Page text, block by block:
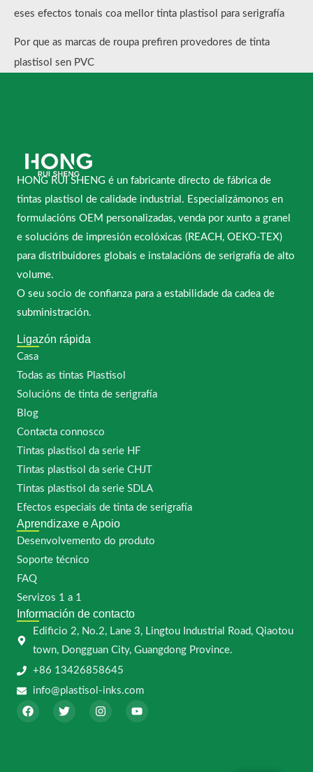
eses efectos tonais coa mellor tinta plastisol para serigrafía
Por que as marcas de roupa prefiren provedores de tinta
plastisol sen PVC
HONG RUI SHENG é un fabricante directo de fábrica de
tintas plastisol de calidade industrial. Especializámonos en
formulacións OEM personalizadas, venda por xunto a granel
e solucións de impresión ecolóxicas (REACH, OEKO-TEX)
para distribuidores globais e instalacións de serigrafía de alto
volume.
O seu socio de confianza para a estabilidade da cadea de
subministración.
Ligazón rápida
Casa
Todas as tintas Plastisol
Solucións de tinta de serigrafía
Blog
Contacta connosco
Tintas plastisol da serie HF
Tintas plastisol da serie CHJT
Tintas plastisol da serie SDLA
Efectos especiais de tinta de serigrafía
Aprendizaxe e Apoio
Desenvolvemento do produto
Soporte técnico
FAQ
Servizos 1 a 1
Información de contacto
Edificio 2, No.2, Lane 3, Lingtou Industrial Road, Qiaotou
town, Dongguan City, Guangdong Province.
+86 13426858645
info@plastisol-inks.com
F
a
T
w
I
n
Y
o